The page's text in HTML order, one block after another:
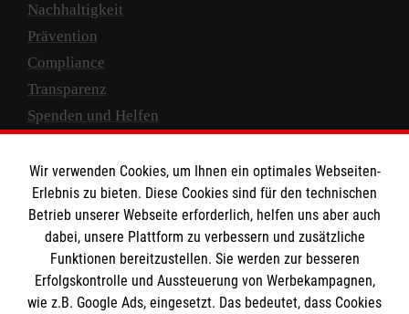
Nachhaltigkeit
Prävention
Compliance
Transparenz
Spenden und Helfen
Empfänger: Malteser Hilfsdienst e.V.
IBAN: DE10 3706 0120 1201 2000 12
BIC: GENODED 1PA7
Wir verwenden Cookies, um Ihnen ein optimales Webseiten-
Erlebnis zu bieten. Diese Cookies sind für den technischen
Betrieb unserer Webseite erforderlich, helfen uns aber auch
dabei, unsere Plattform zu verbessern und zusätzliche
Funktionen bereitzustellen. Sie werden zur besseren
Erfolgskontrolle und Aussteuerung von Werbekampagnen,
wie z.B. Google Ads, eingesetzt. Das bedeutet, dass Cookies